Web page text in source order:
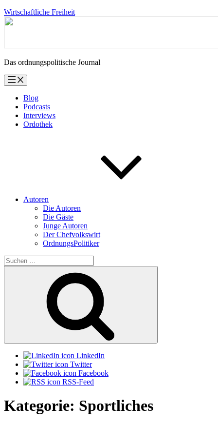
Zum
Inhalt
Wirtschaftliche Freiheit
Das ordnungspolitische Journal
Blog
Podcasts
Interviews
Ordothek
Autoren
Die Autoren
Die Gäste
Junge Autoren
Der Chefvolkswirt
OrdnungsPolitiker
Suchen
nach:
LinkedIn
Twitter
Facebook
RSS-Feed
Kategorie: Sportliches